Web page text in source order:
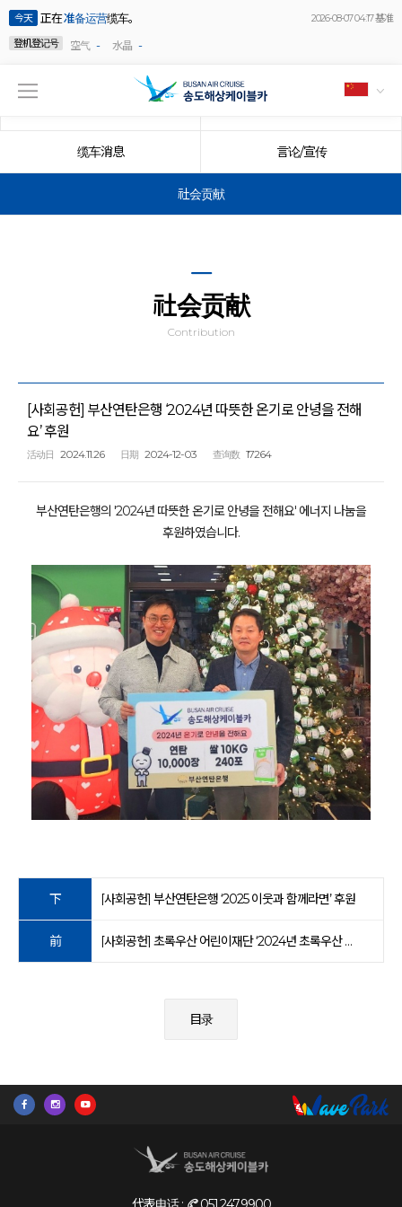
今天 正在准备运营缆车。
2026-08-07 04:17 基准
登机登记号
空气 - 水晶 -
缆车消息 言论/宣传
社会贡献
社会贡献
Contribution
[사회공헌] 부산연탄은행 ‘2024년 따뜻한 온기로 안녕을 전해
요’ 후원
活动日 2024.11.26 日期 2024-12-03 查询数 17264
부산연탄은행의 '2024년 따뜻한 온기로 안녕을 전해요' 에너지 나눔을
후원하였습니다.
下 [사회공헌] 부산연탄은행 ‘2025 이웃과 함께라면’ 후원
前 [사회공헌] 초록우산 어린이재단 ‘2024년 초록우산 산타원정대’ 후원
目录